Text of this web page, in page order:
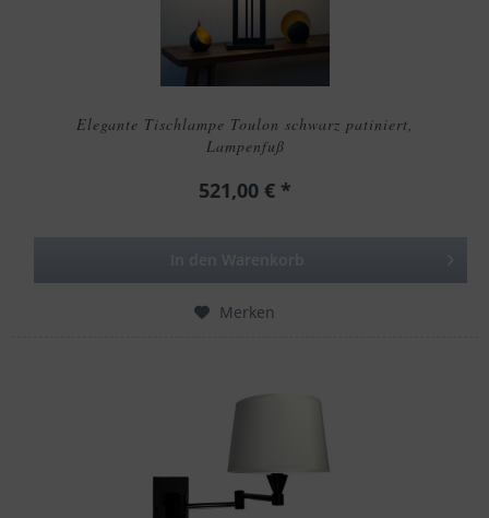
Elegante Tischlampe Toulon schwarz patiniert,
Lampenfuß
521,00 € *
Merken